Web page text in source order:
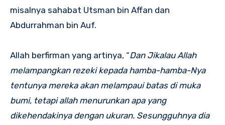
misalnya sahabat Utsman bin Affan dan
Abdurrahman bin Auf.
Allah berfirman yang artinya, “Dan Jikalau Allah
melampangkan rezeki kepada hamba-hamba-Nya
tentunya mereka akan melampaui batas di muka
bumi, tetapi allah menurunkan apa yang
dikehendakinya dengan ukuran. Sesungguhnya dia